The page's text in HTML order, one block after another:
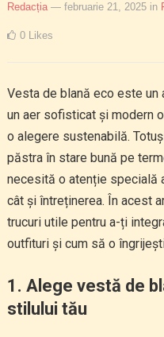
Redacția — februarie 21, 2025 in
0 Likes
Vesta de blană eco este un
un aer sofisticat și modern
o alegere sustenabilă.
păstra în stare bună pe
necesită o atenție specială
cât și întreținerea. În acest
trucuri utile pentru a-ți
outfituri și cum să o
1. Alege vestă de
stilului tău